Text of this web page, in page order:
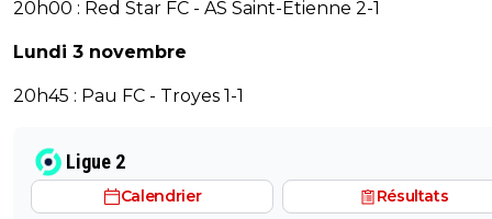
20h00 : Red Star FC - AS Saint-Etienne 2-1
Lundi 3 novembre
20h45 : Pau FC - Troyes 1-1
Ligue 2
Calendrier Résultats